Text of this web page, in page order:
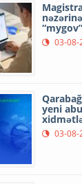
03-08-
yeni
03-08-